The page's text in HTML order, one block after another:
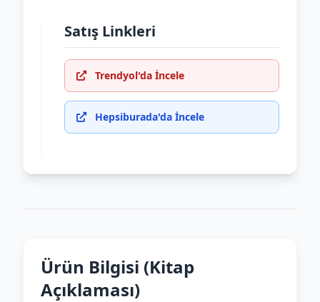
Satış Linkleri
Trendyol'da İncele
Hepsiburada'da İncele
Ürün Bilgisi (Kitap
Açıklaması)